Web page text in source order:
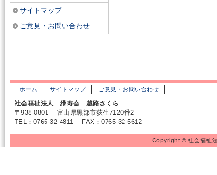
サイトマップ
ご意見・お問い合わせ
ホーム サイトマップ ご意見・お問い合わせ
社会福祉法人 緑寿会 越路さくら
〒938-0801
富山県黒部市荻生7120番2
TEL：0765-32-4811
FAX：0765-32-5612
Copyright © 社会福祉